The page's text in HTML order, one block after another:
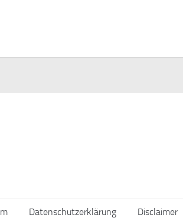
Datenschutzerklärung Disclaimer